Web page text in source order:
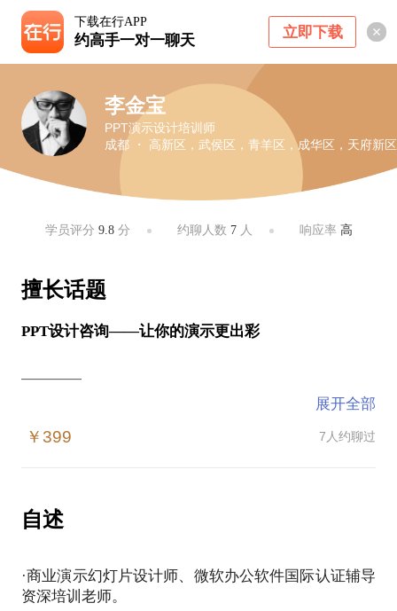
下载在行APP
约高手一对一聊天 立即下载
李金宝
PPT演示设计培训师
成都 ・ 高新区，武侯区，青羊区，成华区，天府新区
学员评分 9.8分 约聊人数 7人 响应率 高
擅长话题
PPT设计咨询——让你的演示更出彩
————
混乱的内容逻辑、反复的编辑修改、低效的文档设
而是如何在有限的页面内，布局和表达信息…
PPT能够化繁为简，
将复杂的商业逻辑以简单明了的形式呈现。
展开全部
￥399 7人约聊过
自述
·商业演示幻灯片设计师、微软办公软件国际认证辅导
资深培训老师。